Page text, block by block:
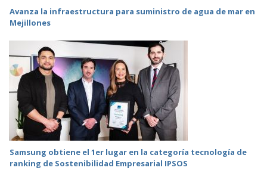
Avanza la infraestructura para suministro de agua de mar en
Mejillones
Samsung obtiene el 1er lugar en la categoría tecnología de
ranking de Sostenibilidad Empresarial IPSOS